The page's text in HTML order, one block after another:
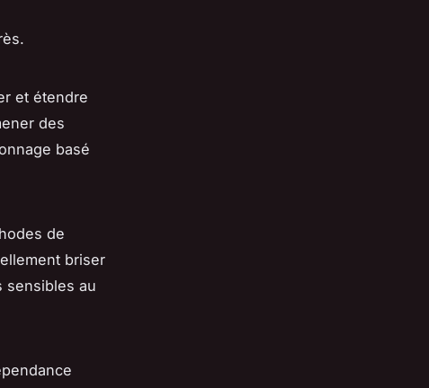
et étendre
des
basé
de
briser
sensibles au